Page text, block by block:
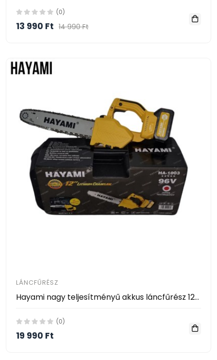
(0)
13 990 Ft 14 990 Ft
LÁNCFŰRÉSZ
Hayami nagy teljesítményű akkus láncfűrész 12" 96V HA-1003
(0)
19 990 Ft